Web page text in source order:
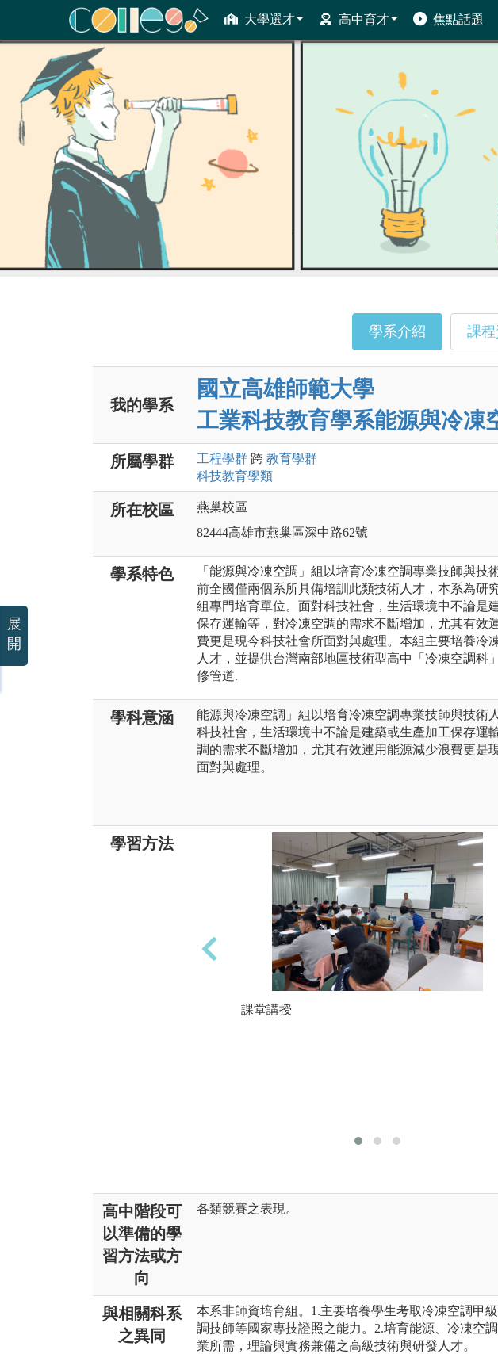
大學選才 高中育才 焦點話題
ColleGo! 大學選才與高中育才輔助系統
學系介紹 課
我的學系
國立高雄師範大學
工業科技教育學系能源與冷凍
所屬學群 工程學群 跨 教育學群
科技教育學類
所在校區
燕巢校區
82444高雄市燕巢區深中路62號
學系特色
「能源與冷凍空調」組以培育冷凍空調專業技師與技
前全國僅兩個系所具備培訓此類技術人才，本系為研
組專門培育單位。面對科技社會，生活環境中不論是
保存運輸等，對冷凍空調的需求不斷增加，尤其有效
費更是現今科技社會所面對與處理。本組主要培養冷
人才，並提供台灣南部地區技術型高中「冷凍空調科
修管道.
學科意涵
能源與冷凍空調」組以培育冷凍空調專業技師與技術
科技社會，生活環境中不論是建築或生產加工保存運
調的需求不斷增加，尤其有效運用能源減少浪費更是
面對與處理。
學習方法
課堂講授
高中階段可
以準備的學
習方法或方
向
各類競賽之表現。
與相關科系
之異同
本系非師資培育組。1.主要培養學生考取冷凍空調甲
調技師等國家專技證照之能力。2.培育能源、冷凍空
業所需，理論與實務兼備之高級技術與研發人才。
展
開